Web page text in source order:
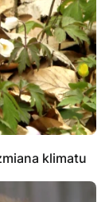
klimatu